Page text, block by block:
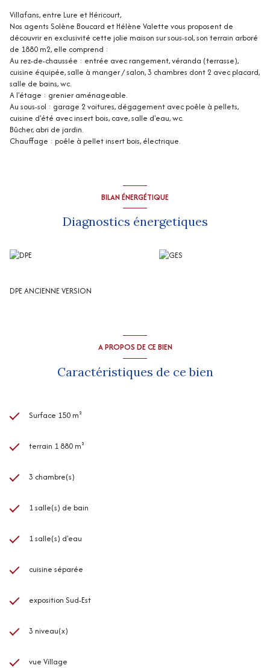
Villafans, entre Lure et Héricourt,
Nos agents Solène Boucard et Hélène Valette vous proposent de
découvrir en exclusivité cette jolie maison sur sous-sol, son terrain arboré
de 1880 m2, elle comprend :
Au rez-de-chaussée : entrée avec rangement, véranda (terrasse),
cuisine équipée, salle à manger / salon, 3 chambres dont 2 avec placard,
salle de bains, wc.
A l'étage : grenier aménageable.
Au sous-sol : garage 2 voitures, dégagement avec poêle à pellets,
cuisine d'été avec insert bois, cave, salle d'eau, wc.
Bûcher, abri de jardin.
Chauffage : poêle à pellet insert bois, électrique.
BILAN ÉNERGÉTIQUE
Diagnostics énergetiques
DPE ANCIENNE VERSION
A PROPOS DE CE BIEN
Caractéristiques de ce bien
Surface 150 m²
terrain 1 880 m²
3 chambre(s)
1 salle(s) de bain
1 salle(s) d'eau
cuisine séparée
exposition Sud-Est
3 niveau(x)
vue Village